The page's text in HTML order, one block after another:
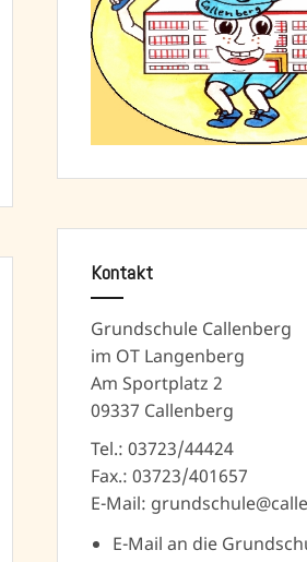
Kontakt
Grundschule Callenberg
im OT Langenberg
Am Sportplatz 2
09337 Callenberg
Tel.: 03723/44424
Fax.: 03723/401657
E-Mail:
E-Mail an die